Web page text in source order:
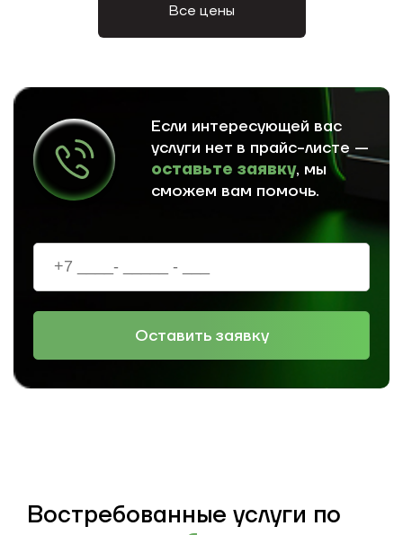
Все цены
Если интересующей вас
услуги нет в прайс-листе —
оставьте заявку, мы
сможем вам помочь.
Оставить заявку
Востребованные услуги по